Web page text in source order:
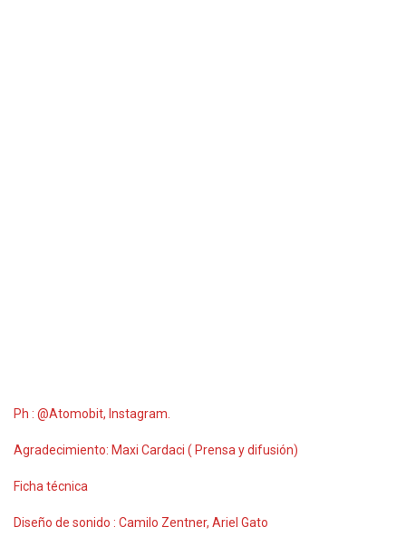
Ph : @Atomobit, Instagram.
Agradecimiento: Maxi Cardaci ( Prensa y difusión)
Ficha técnica
Diseño de sonido : Camilo Zentner, Ariel Gato